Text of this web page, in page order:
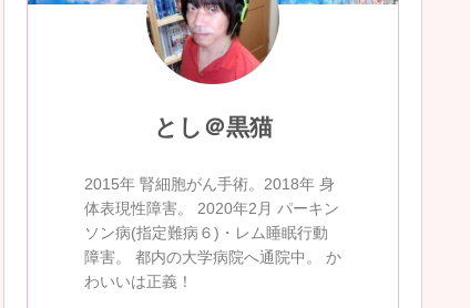
とし＠黒猫
2015年 腎細胞がん手術。2018年 身
体表現性障害。 2020年2月 パーキン
ソン病(指定難病６)・レム睡眠行動
障害。 都内の大学病院へ通院中。 か
わいいは正義！